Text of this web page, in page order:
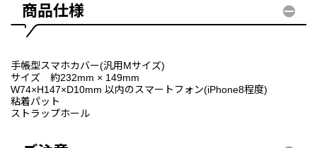
商品仕様
手帳型スマホカバー(汎用Mサイズ)
サイズ 約232mm × 149mm
W74×H147×D10mm 以内のスマートフォン(iPhone8程度)
粘着パット
ストラップホール